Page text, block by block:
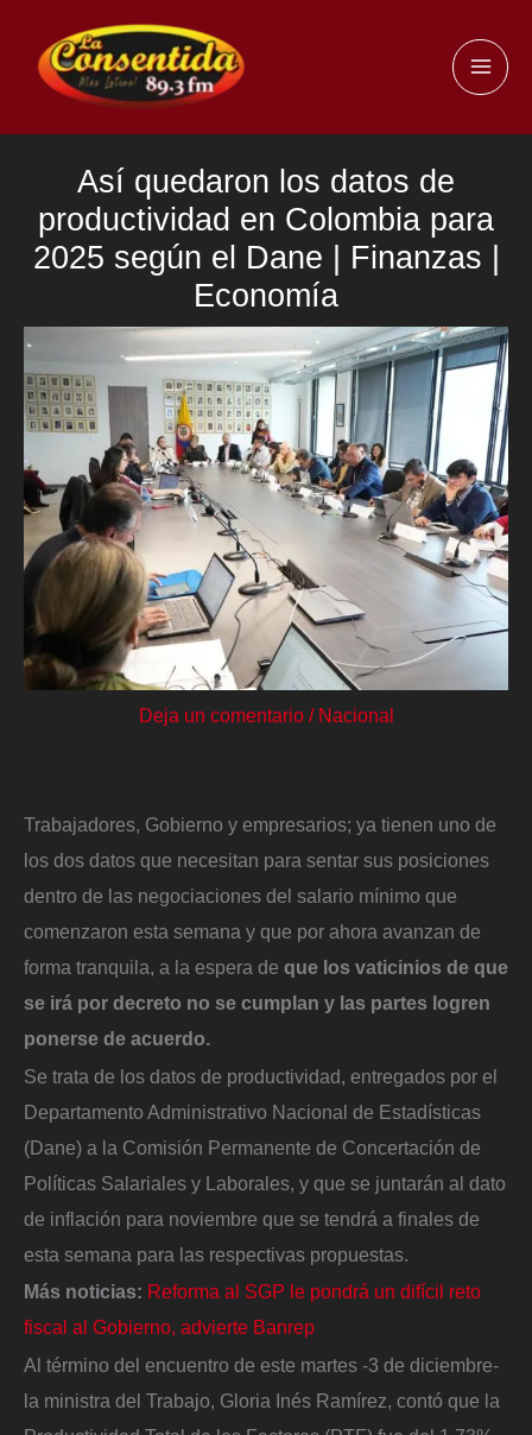
contenido
Así quedaron los datos de
productividad en Colombia para
2025 según el Dane | Finanzas |
Economía
Deja un comentario / Nacional
Trabajadores, Gobierno y empresarios; ya tienen uno de
los dos datos que necesitan para sentar sus posiciones
dentro de las negociaciones del salario mínimo que
comenzaron esta semana y que por ahora avanzan de
forma tranquila, a la espera de que los vaticinios de que
se irá por decreto no se cumplan y las partes logren
ponerse de acuerdo.
Se trata de los datos de productividad, entregados por el
Departamento Administrativo Nacional de Estadísticas
(Dane) a la Comisión Permanente de Concertación de
Políticas Salariales y Laborales, y que se juntarán al dato
de inflación para noviembre que se tendrá a finales de
esta semana para las respectivas propuestas.
Más noticias: Reforma al SGP le pondrá un difícil reto
fiscal al Gobierno, advierte Banrep
Al término del encuentro de este martes -3 de diciembre-
la ministra del Trabajo, Gloria Inés Ramírez, contó que la